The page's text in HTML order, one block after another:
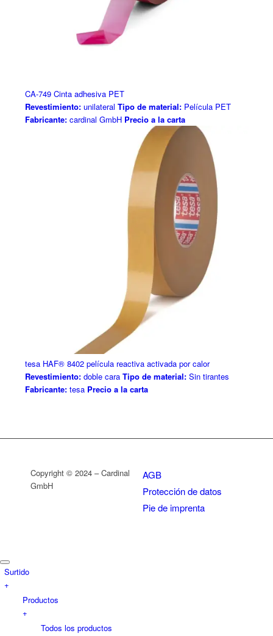
CA-749 Cinta adhesiva PET
Revestimiento:unilateral Tipo de material:Película PET
Fabricante:cardinal GmbH Precio a la carta
tesa HAF® 8402 película reactiva activada por calor
Revestimiento:doble cara Tipo de material:Sin tirantes
Fabricante:tesa Precio a la carta
Copyright © 2024 – Cardinal
GmbH
AGB
Protección de datos
Pie de imprenta
Surtido
+
Productos
+
Todos los productos